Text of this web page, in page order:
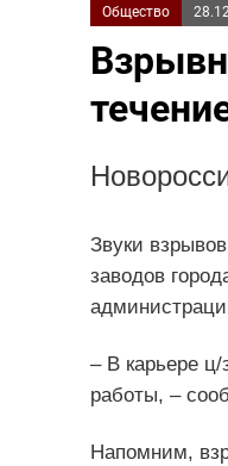
Общество
Звуки
заводов
– В карьере
работы, –
Напомним,